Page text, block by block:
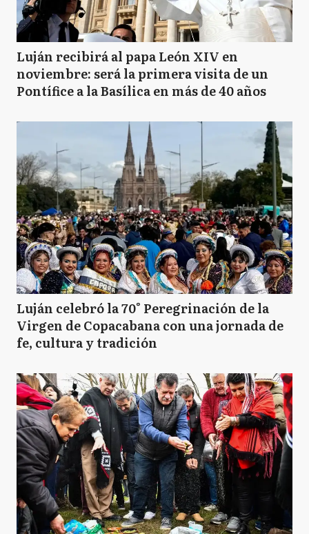
Luján recibirá al papa León XIV en
noviembre: será la primera visita de un
Pontífice a la Basílica en más de 40 años
Luján celebró la 70° Peregrinación de la
Virgen de Copacabana con una jornada de
fe, cultura y tradición